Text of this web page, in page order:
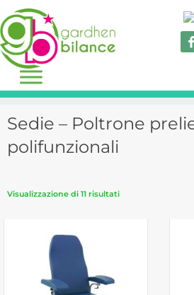
Sedie – Poltrone
polifunzionali
Visualizzazione di 11 risultati